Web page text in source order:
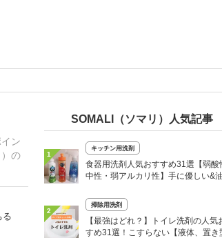
ン
の
る
SOMALI（ソマリ）人気記事
1
キッチン用洗剤
食器用洗剤人気おすすめ31選【弱酸
中性・弱アルカリ性】手に優しい&
2
掃除用洗剤
【最強はどれ？】トイレ洗剤の人気
すめ31選！こすらない【液体、置き